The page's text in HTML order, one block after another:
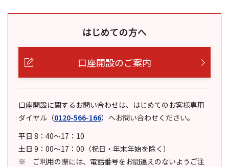
はじめての方へ
口座開設のご案内
口座開設に関するお問い合わせは、はじめてのお客様専用
ダイヤル （0120-566-166） へお問い合わせください。
平日 8：40～17：10
土日 9：00～17：00（祝日・年末年始を除く）
ご利用の際には、電話番号をお間違えのないようご注